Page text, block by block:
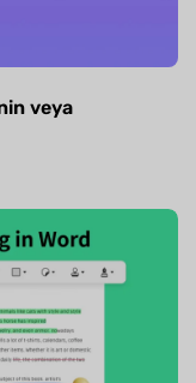
veya